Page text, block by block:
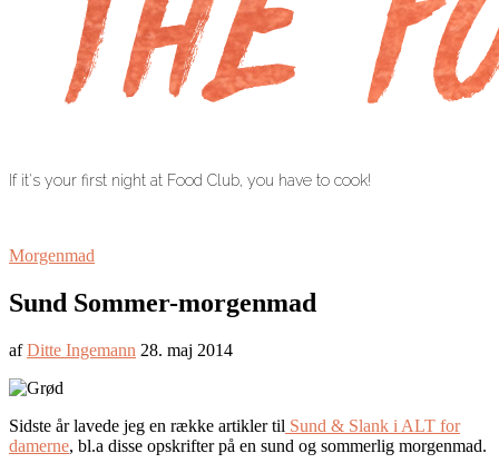
If it's your first night at Food Club, you have to cook!
Morgenmad
Sund Sommer-morgenmad
afDitte Ingemann 28. maj 2014
Sidste år lavede jeg en række artikler til Sund & Slank i ALT for
damerne, bl.a disse opskrifter på en sund og sommerlig morgenmad.